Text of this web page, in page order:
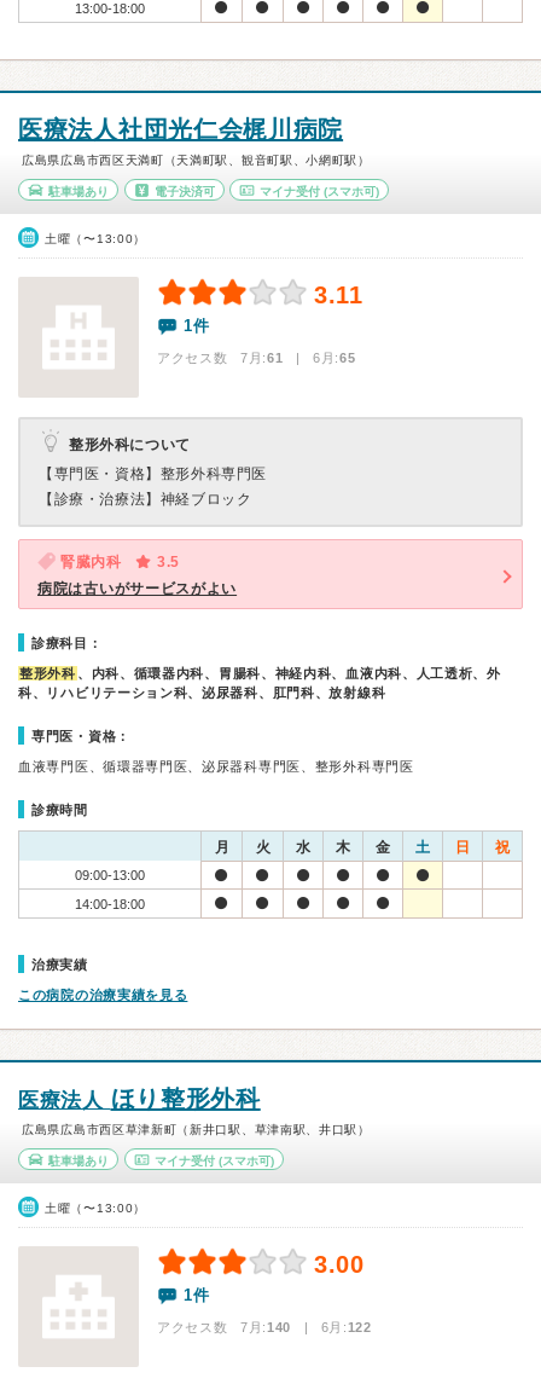
13:00-18:00
医療法人社団光仁会梶川病院
広島県広島市西区天満町（天満町駅、観音町駅、小網町駅）
駐車場あり 電子決済可 マイナ受付 (スマホ可)
土曜（〜13:00）
3.11
1件
アクセス数 7月:61 | 6月:65
整形外科について
【専門医・資格】 整形外科専門医
【診療・治療法】 神経ブロック
腎臓内科
3.5
病院は古いがサービスがよい
診療科目：
整形外科 、内科、循環器内科、胃腸科、神経内科、血液内科、人工透析、外
科、リハビリテーション科、泌尿器科、肛門科、放射線科
専門医・資格：
血液専門医、循環器専門医、泌尿器科専門医、整形外科専門医
診療時間
月 火 水 木 金 土 日 祝
09:00-13:00
14:00-18:00
治療実績
この病院の治療実績を見る
医療法人 ほり整形外科
広島県広島市西区草津新町（新井口駅、草津南駅、井口駅）
駐車場あり マイナ受付(スマホ可)
土曜（〜13:00）
3.00
1件
アクセス数 7月:140 | 6月:122